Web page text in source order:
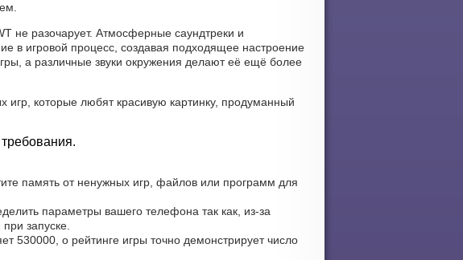
не разочарует. Атмосферные саундтреки и
в игровой процесс, создавая подходящее настроение
а различные звуки окружения делают её ещё более
которые любят красивую картинку, продуманный
память от ненужных игр, файлов или программ для
параметры вашего телефона так как, из-за
запуске.
530000, о рейтинге игры точно демонстрирует число